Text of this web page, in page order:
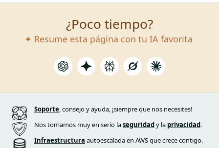
¿Poco tiempo?
✦ Resume esta página con tu IA favorita
Soporte, consejo y ayuda, ¡siempre que nos necesites!
Nos tomamos muy en serio laseguridady la privacidad.
Infraestructura autoescalada en AWS que crece contigo.